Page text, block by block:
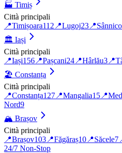
🏭 Timiș
Città principali
📍Timișoara112 📍Lugoj23 📍
🏛️ Iași
Città principali
📍Iași156 📍Pașcani24 📍Hârlău3 📍
🏖️ Constanța
Città principali
📍Constanța127 📍Mangalia15 📍
Nord9
🏔️ Brașov
Città principali
📍Brașov103 📍Făgăraș10 📍Săcele7
24/7 Non-Stop